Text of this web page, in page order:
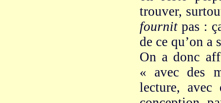
trouver,
fournit pas :
de ce qu’on a
On a donc
« avec des
lecture,